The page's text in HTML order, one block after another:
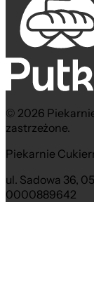
© 2026
zastrzeżone.
Piekarnie
ul. Sadowa 36,
0000889642